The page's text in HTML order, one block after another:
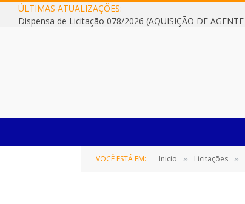
ÚLTIMAS ATUALIZAÇÕES:
VOCÊ ESTÁ EM: Inicio » Licitações »